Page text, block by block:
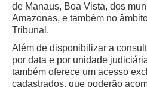
de Manaus, Boa Vista, dos
Amazonas, e também no
Tribunal.
Além de disponibilizar a
por data e por unidade
também oferece um acesso
cadastrados, que poderão